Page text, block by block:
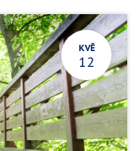
KVĚ
12